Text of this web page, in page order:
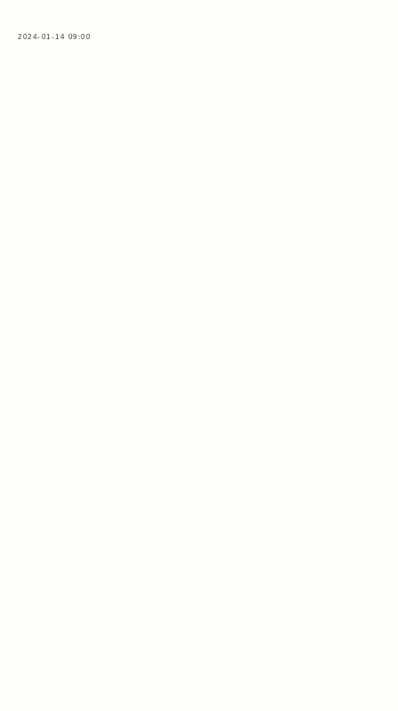
2024-01-14 09:00